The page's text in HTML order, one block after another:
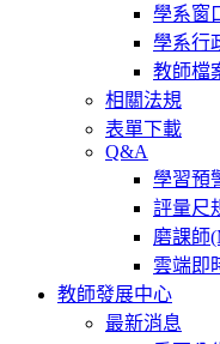
學系窗
學系行
教師檔
相關法規
表單下載
Q&A
學習預
評量尺
磨課師
雲端即
教師發展中心
最新消息